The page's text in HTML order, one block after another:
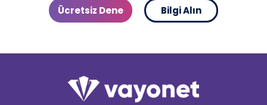
Ücretsiz Dene Bilgi Alın